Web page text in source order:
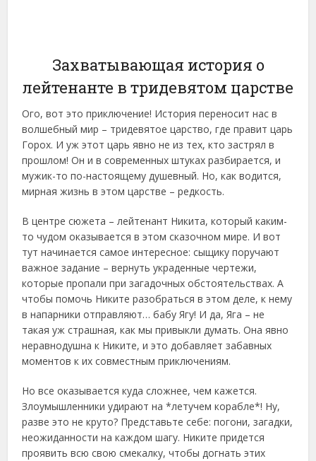
Захватывающая история о
лейтенанте в тридевятом царстве
Ого, вот это приключение! История переносит нас в
волшебный мир – тридевятое царство, где правит царь
Горох. И уж этот царь явно не из тех, кто застрял в
прошлом! Он и в современных штуках разбирается, и
мужик-то по-настоящему душевный. Но, как водится,
мирная жизнь в этом царстве – редкость.
В центре сюжета – лейтенант Никита, который каким-
то чудом оказывается в этом сказочном мире. И вот
тут начинается самое интересное: сыщику поручают
важное задание – вернуть украденные чертежи,
которые пропали при загадочных обстоятельствах. А
чтобы помочь Никите разобраться в этом деле, к нему
в напарники отправляют… бабу Ягу! И да, Яга – не
такая уж страшная, как мы привыкли думать. Она явно
неравнодушна к Никите, и это добавляет забавных
моментов к их совместным приключениям.
Но все оказывается куда сложнее, чем кажется.
Злоумышленники удирают на *летучем корабле*! Ну,
разве это не круто? Представьте себе: погони, загадки,
неожиданности на каждом шагу. Никите придется
проявить всю свою смекалку, чтобы догнать этих